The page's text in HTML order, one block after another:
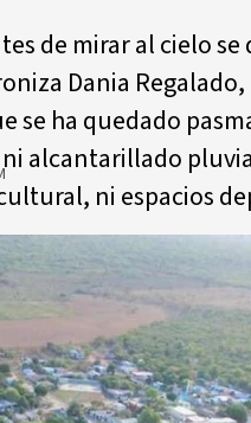
de mirar al cielo
Dania
ha quedado
alcantarillado
ni espacios